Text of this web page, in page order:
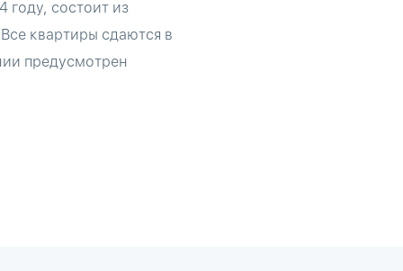
году, состоит из
квартиры сдаются в
предусмотрен